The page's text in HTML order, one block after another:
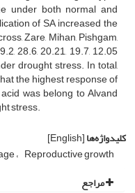
under both normal and
of SA increased the
Zare, Mihan, Pishgam,
28.6, 20.21, 19.7, 12.05
drought stress. In total,
the highest response of
was belong to Alvand
stress.
کلیدواژه‌ها[English]
Reproductive growth
مراجع